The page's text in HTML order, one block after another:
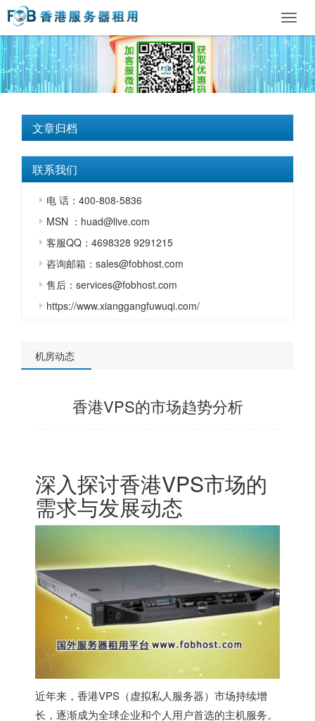
文章归档
联系我们
电 话：400-808-5836
MSN ：huad@live.com
客服QQ：4698328 9291215
咨询邮箱：sales@fobhost.com
售后：services@fobhost.com
https://www.xianggangfuwuqi.com/
机房动态
香港VPS的市场趋势分析
深入探讨香港VPS市场的
需求与发展动态
近年来， 香港VPS （虚拟私人服务器）市场持续增
长，逐渐成为全球企业和个人用户首选的主机服务。